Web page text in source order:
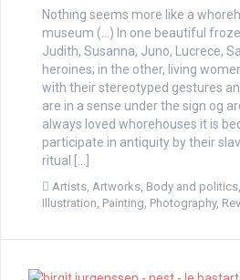
Nothing seems more like a
museum (…) In one beautiful
Judith, Susanna, Juno, Lucrece,
heroines; in the other, living
with their stereotyped gestures
are in a sense under the sign og
always loved whorehouses it is
participate in antiquity by their
ritual […]
Artists, Artworks, Body and politics,
Illustration, Painting, Photography,